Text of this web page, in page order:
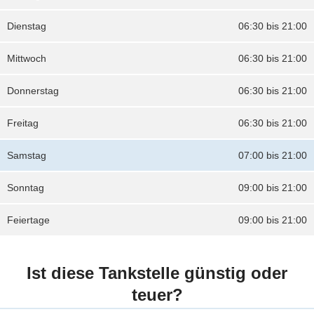
06:30 bis 21:00
Dienstag
06:30 bis 21:00
Mittwoch
06:30 bis 21:00
Donnerstag
06:30 bis 21:00
Freitag
07:00 bis 21:00
Samstag
09:00 bis 21:00
Sonntag
09:00 bis 21:00
Feiertage
Ist diese Tankstelle günstig oder
teuer?